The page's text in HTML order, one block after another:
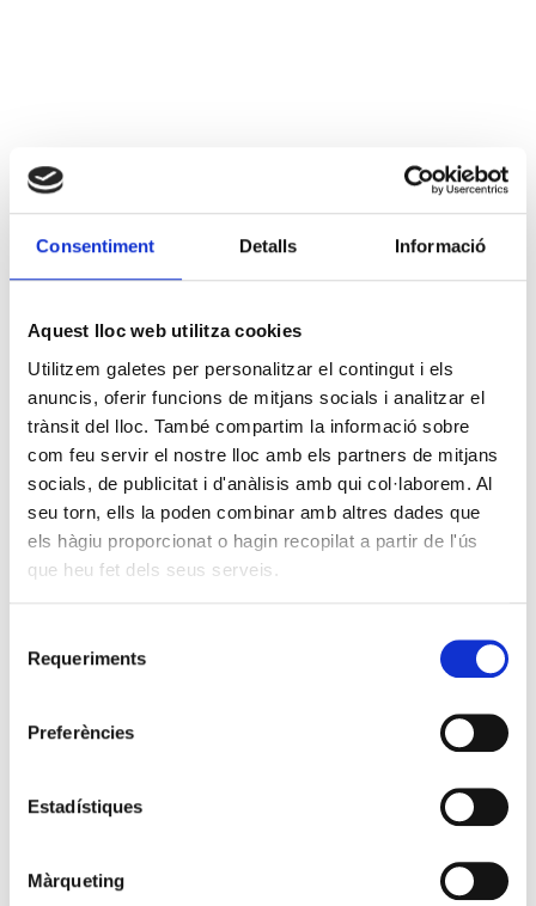
Consentiment Detalls Informació
Aquest lloc web utilitza cookies
Utilitzem galetes per personalitzar el contingut i els
anuncis, oferir funcions de mitjans socials i analitzar el
trànsit del lloc. També compartim la informació sobre
com feu servir el nostre lloc amb els partners de mitjans
socials, de publicitat i d'anàlisis amb qui col·laborem. Al
seu torn, ells la poden combinar amb altres dades que
els hàgiu proporcionat o hagin recopilat a partir de l'ús
que heu fet dels seus serveis.
Requeriments
Preferències
Estadístiques
Màrqueting